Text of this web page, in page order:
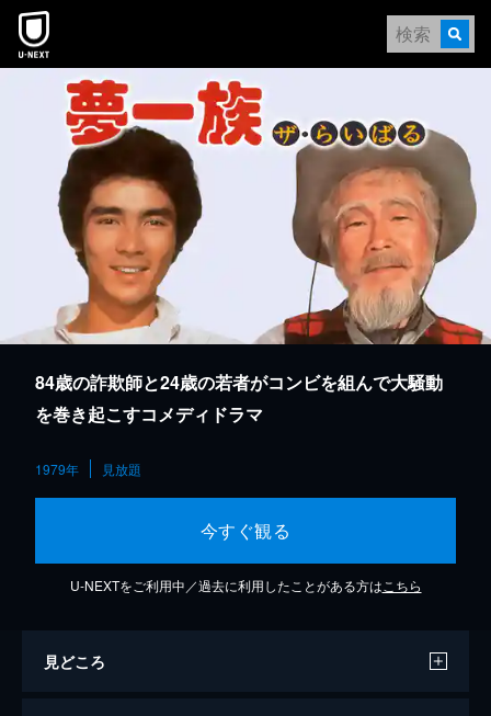
本文へスキップ
84歳の詐欺師と24歳の若者がコンビを組んで大騒動
を巻き起こすコメディドラマ
1979年 見放題
今すぐ観る
U-NEXTをご利用中／過去に利用したことがある方は こちら
見どころ